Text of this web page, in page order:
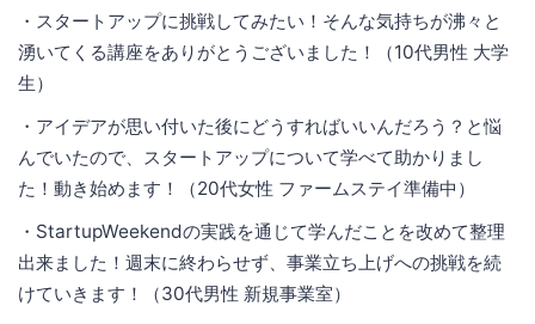
・スタートアップに挑戦してみたい！そんな気持ちが沸々と
湧いてくる講座をありがとうございました！（10代男性 大学
生）
・アイデアが思い付いた後にどうすればいいんだろう？と悩
んでいたので、スタートアップについて学べて助かりまし
た！動き始めます！（20代女性 ファームステイ準備中）
・StartupWeekendの実践を通じて学んだことを改めて整理
出来ました！週末に終わらせず、事業立ち上げへの挑戦を続
けていきます！（30代男性 新規事業室）